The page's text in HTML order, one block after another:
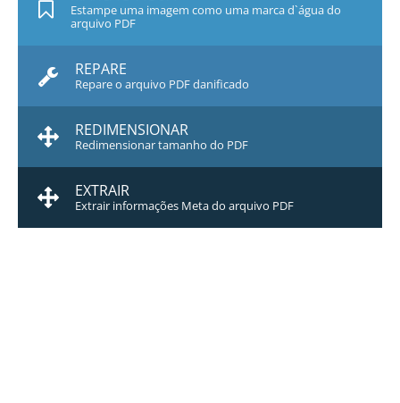
Estampe uma imagem como uma marca d`água do
arquivo PDF
REPARE
Repare o arquivo PDF danificado
REDIMENSIONAR
Redimensionar tamanho do PDF
EXTRAIR
Extrair informações Meta do arquivo PDF